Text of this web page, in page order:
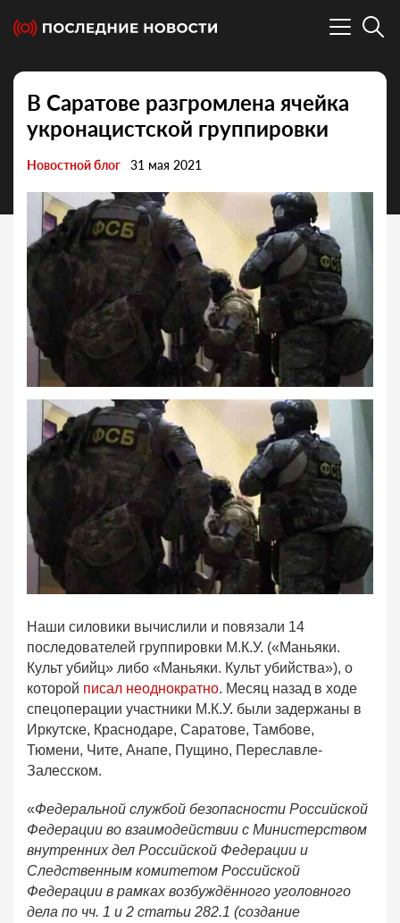
В Саратове разгромлена ячейка
укронацистской группировки
Новостной блог 31 мая 2021
Наши силовики вычислили и повязали 14
последователей группировки М.К.У. («Маньяки.
Культ убийц» либо «Маньяки. Культ убийства»), о
которой писал неоднократно. Месяц назад в ходе
спецоперации участники М.К.У. были задержаны в
Иркутске, Краснодаре, Саратове, Тамбове,
Тюмени, Чите, Анапе, Пущино, Переславле-
Залесском.
«Федеральной службой безопасности Российской
Федерации во взаимодействии с Министерством
внутренних дел Российской Федерации и
Следственным комитетом Российской
Федерации в рамках возбуждённого уголовного
дела по чч. 1 и 2 статьи 282.1 (создание